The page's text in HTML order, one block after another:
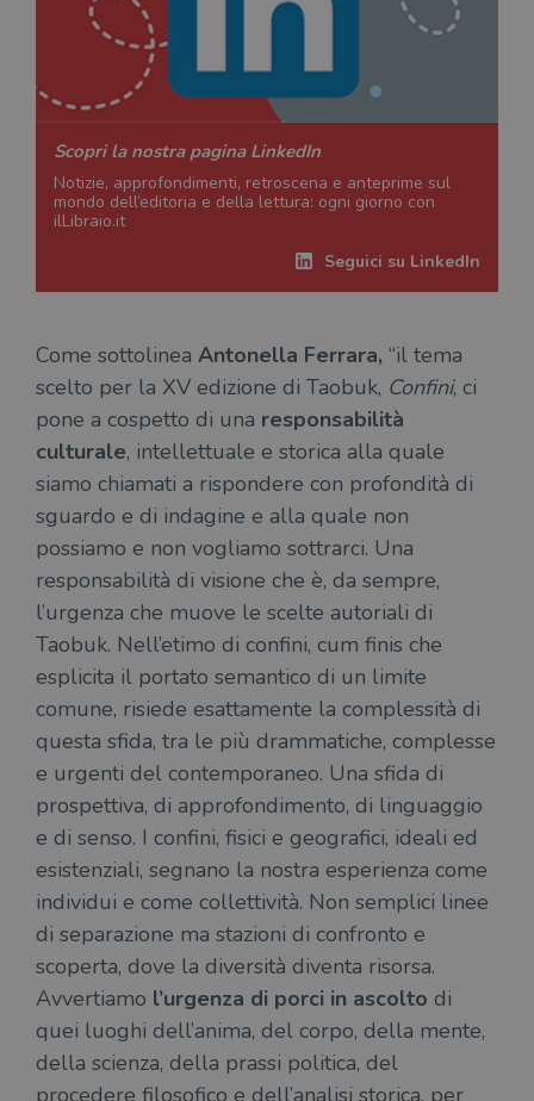
Scopri la nostra pagina LinkedIn
Notizie, approfondimenti, retroscena e anteprime sul
mondo dell’editoria e della lettura: ogni giorno con
ilLibraio.it
Seguici su LinkedIn
Come sottolinea Antonella Ferrara, “il tema
scelto per la XV edizione di Taobuk, Confini, ci
pone a cospetto di una responsabilità
culturale, intellettuale e storica alla quale
siamo chiamati a rispondere con profondità di
sguardo e di indagine e alla quale non
possiamo e non vogliamo sottrarci. Una
responsabilità di visione che è, da sempre,
l’urgenza che muove le scelte autoriali di
Taobuk. Nell’etimo di confini, cum finis che
esplicita il portato semantico di un limite
comune, risiede esattamente la complessità di
questa sfida, tra le più drammatiche, complesse
e urgenti del contemporaneo. Una sfida di
prospettiva, di approfondimento, di linguaggio
e di senso. I confini, fisici e geografici, ideali ed
esistenziali, segnano la nostra esperienza come
individui e come collettività. Non semplici linee
di separazione ma stazioni di confronto e
scoperta, dove la diversità diventa risorsa.
Avvertiamo l’urgenza di porci in ascolto di
quei luoghi dell’anima, del corpo, della mente,
della scienza, della prassi politica, del
procedere filosofico e dell’analisi storica, per